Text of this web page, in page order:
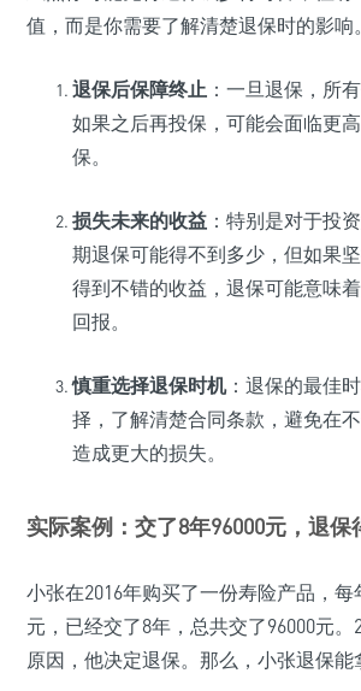
值，而是你需要了解清楚退保时的影响。
退保后保障终止 ：一旦退保，所
如果之后再投保，可能会面临更
保。
损失未来的收益 ：特别是对于投
期退保可能得不到多少，但如果
得到不错的收益，退保可能意味
回报。
慎重选择退保时机：退保的最佳
择，了解清楚合同条款，避免在
造成更大的损失。
实际案例：交了8年96000元，退保
小张在2016年购买了一份寿险产品，每
元，已经交了8年，总共交了96000元。
原因，他决定退保。那么，小张退保能